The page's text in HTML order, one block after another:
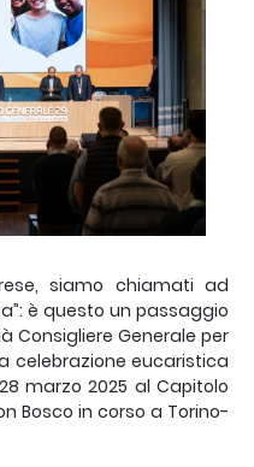
siamo chiamati ad
è questo un passaggio
Consigliere Generale per
celebrazione eucaristica
marzo 2025 al Capitolo
Bosco in corso a Torino-